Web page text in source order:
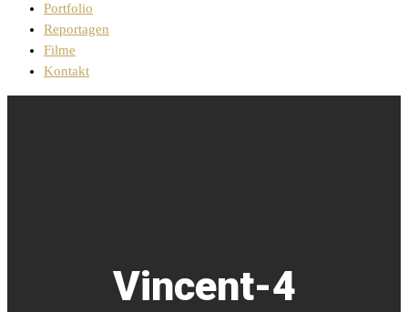
Portfolio
Reportagen
Filme
Kontakt
Vincent-4